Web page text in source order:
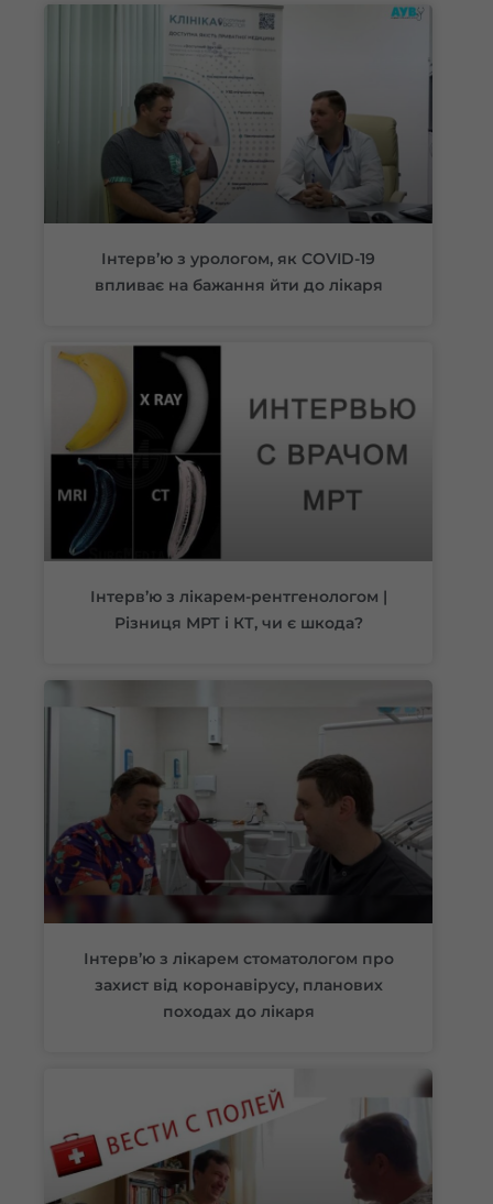
Інтерв’ю з урологом, як COVID-19
впливає на бажання йти до лікаря
Інтерв’ю з лікарем-рентгенологом |
Різниця МРТ і КТ, чи є шкода?
Інтерв’ю з лікарем стоматологом про
захист від коронавірусу, планових
походах до лікаря